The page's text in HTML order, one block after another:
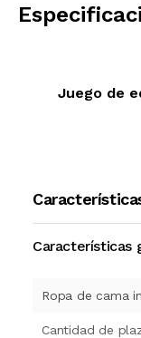
Juego de
Características
Ropa de cama
Cantidad de